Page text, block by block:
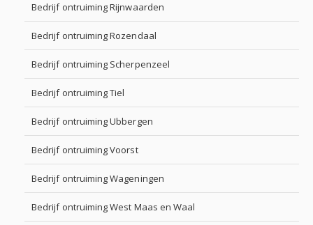
Bedrijf ontruiming Rijnwaarden
Bedrijf ontruiming Rozendaal
Bedrijf ontruiming Scherpenzeel
Bedrijf ontruiming Tiel
Bedrijf ontruiming Ubbergen
Bedrijf ontruiming Voorst
Bedrijf ontruiming Wageningen
Bedrijf ontruiming West Maas en Waal